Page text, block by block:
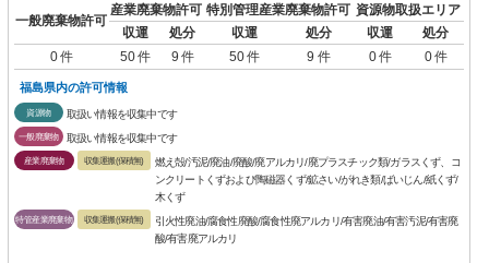
一般廃棄物許可
産業廃棄物許可 特別管理産業廃棄物許可 資源物取扱エリア
収運
処分 収運 処分 収運
処分
0 件
50 件 9 件 50 件 9 件 0 件 0 件
福島県内の許可情報
資源物 取扱い情報を収集中です
一般廃棄物 取扱い情報を収集中です
産業廃棄物 収集運搬(保積無)
燃え殻/汚泥/廃油/廃酸/廃アルカリ/廃プラスチック類/ガラスくず、コ
ンクリートくずおよび陶磁器くず/鉱さい/がれき類/ばいじん/紙くず/
木くず
特管産業廃棄物 収集運搬(保積無)
引火性廃油/腐食性廃酸/腐食性廃アルカリ/有害廃油/有害汚泥/有害廃
酸/有害廃アルカリ